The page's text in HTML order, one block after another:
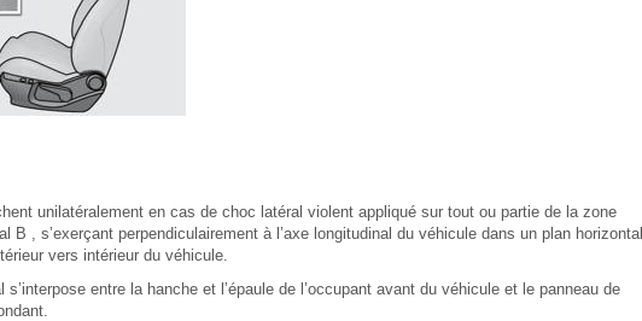
unilatéralement en cas de choc latéral violent appliqué sur tout ou partie de la zone
B , s’exerçant perpendiculairement à l’axe longitudinal du véhicule dans un plan horizontal
vers intérieur du véhicule.
s’interpose entre la hanche et l’épaule de l’occupant avant du véhicule et le panneau de